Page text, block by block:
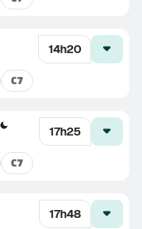
14h20
C7
17h25
C7
17h48